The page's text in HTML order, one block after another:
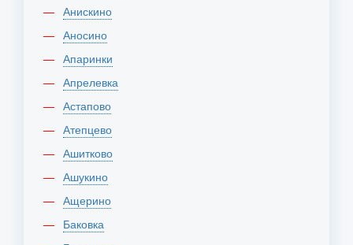
Анискино
Аносино
Апаринки
Апрелевка
Астапово
Атепцево
Ашитково
Ашукино
Ащерино
Баковка